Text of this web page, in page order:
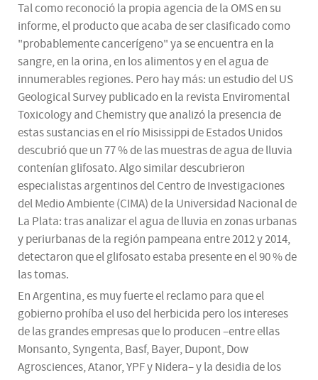
Tal como reconoció la propia agencia de la OMS en su
informe, el producto que acaba de ser clasificado como
"probablemente cancerígeno" ya se encuentra en la
sangre, en la orina, en los alimentos y en el agua de
innumerables regiones. Pero hay más: un estudio del US
Geological Survey publicado en la revista Enviromental
Toxicology and Chemistry que analizó la presencia de
estas sustancias en el río Misissippi de Estados Unidos
descubrió que un 77 % de las muestras de agua de lluvia
contenían glifosato. Algo similar descubrieron
especialistas argentinos del Centro de Investigaciones
del Medio Ambiente (CIMA) de la Universidad Nacional de
La Plata: tras analizar el agua de lluvia en zonas urbanas
y periurbanas de la región pampeana entre 2012 y 2014,
detectaron que el glifosato estaba presente en el 90 % de
las tomas.
En Argentina, es muy fuerte el reclamo para que el
gobierno prohíba el uso del herbicida pero los intereses
de las grandes empresas que lo producen –entre ellas
Monsanto, Syngenta, Basf, Bayer, Dupont, Dow
Agrosciences, Atanor, YPF y Nidera– y la desidia de los